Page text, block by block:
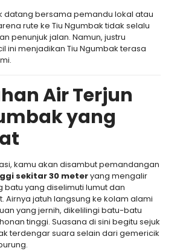
datang bersama pemandu lokal atau
rute ke Tiu Ngumbak tidak selalu
penunjuk jalan. Namun, justru
ini menjadikan Tiu Ngumbak terasa
Air Terjun
yang
kamu akan disambut pemandangan
sekitar 30 meteryang mengalir
batu yang diselimuti lumut dan
Airnya jatuh langsung ke kolam alami
yang jernih, dikelilingi batu-batu
tinggi. Suasana di sini begitu sejuk
terdengar suara selain dari gemericik